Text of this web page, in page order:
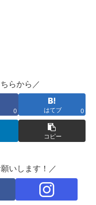
らから／
0 はてブ 0
コピー
いします！／